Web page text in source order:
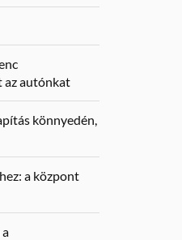
az autónkat
könnyedén,
a központ